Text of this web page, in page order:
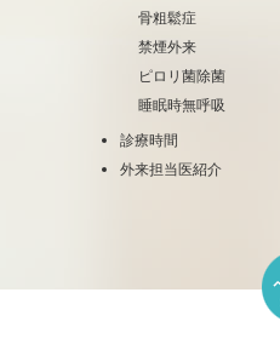
骨粗鬆症
禁煙外来
ピロリ菌除菌
睡眠時無呼吸
診療時間
外来担当医紹介